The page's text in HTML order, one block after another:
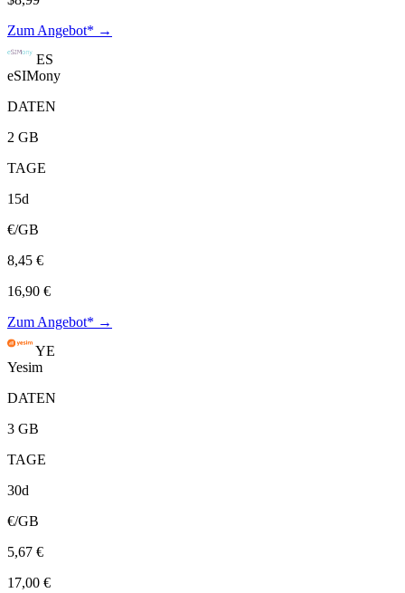
Zum Angebot* →
ES
eSIMony
DATEN
2 GB
TAGE
15d
€/GB
8,45 €
16,90 €
Zum Angebot* →
YE
Yesim
DATEN
3 GB
TAGE
30d
€/GB
5,67 €
17,00 €